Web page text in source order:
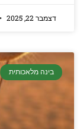
דצמבר 22, 2025
בינה מלאכותית